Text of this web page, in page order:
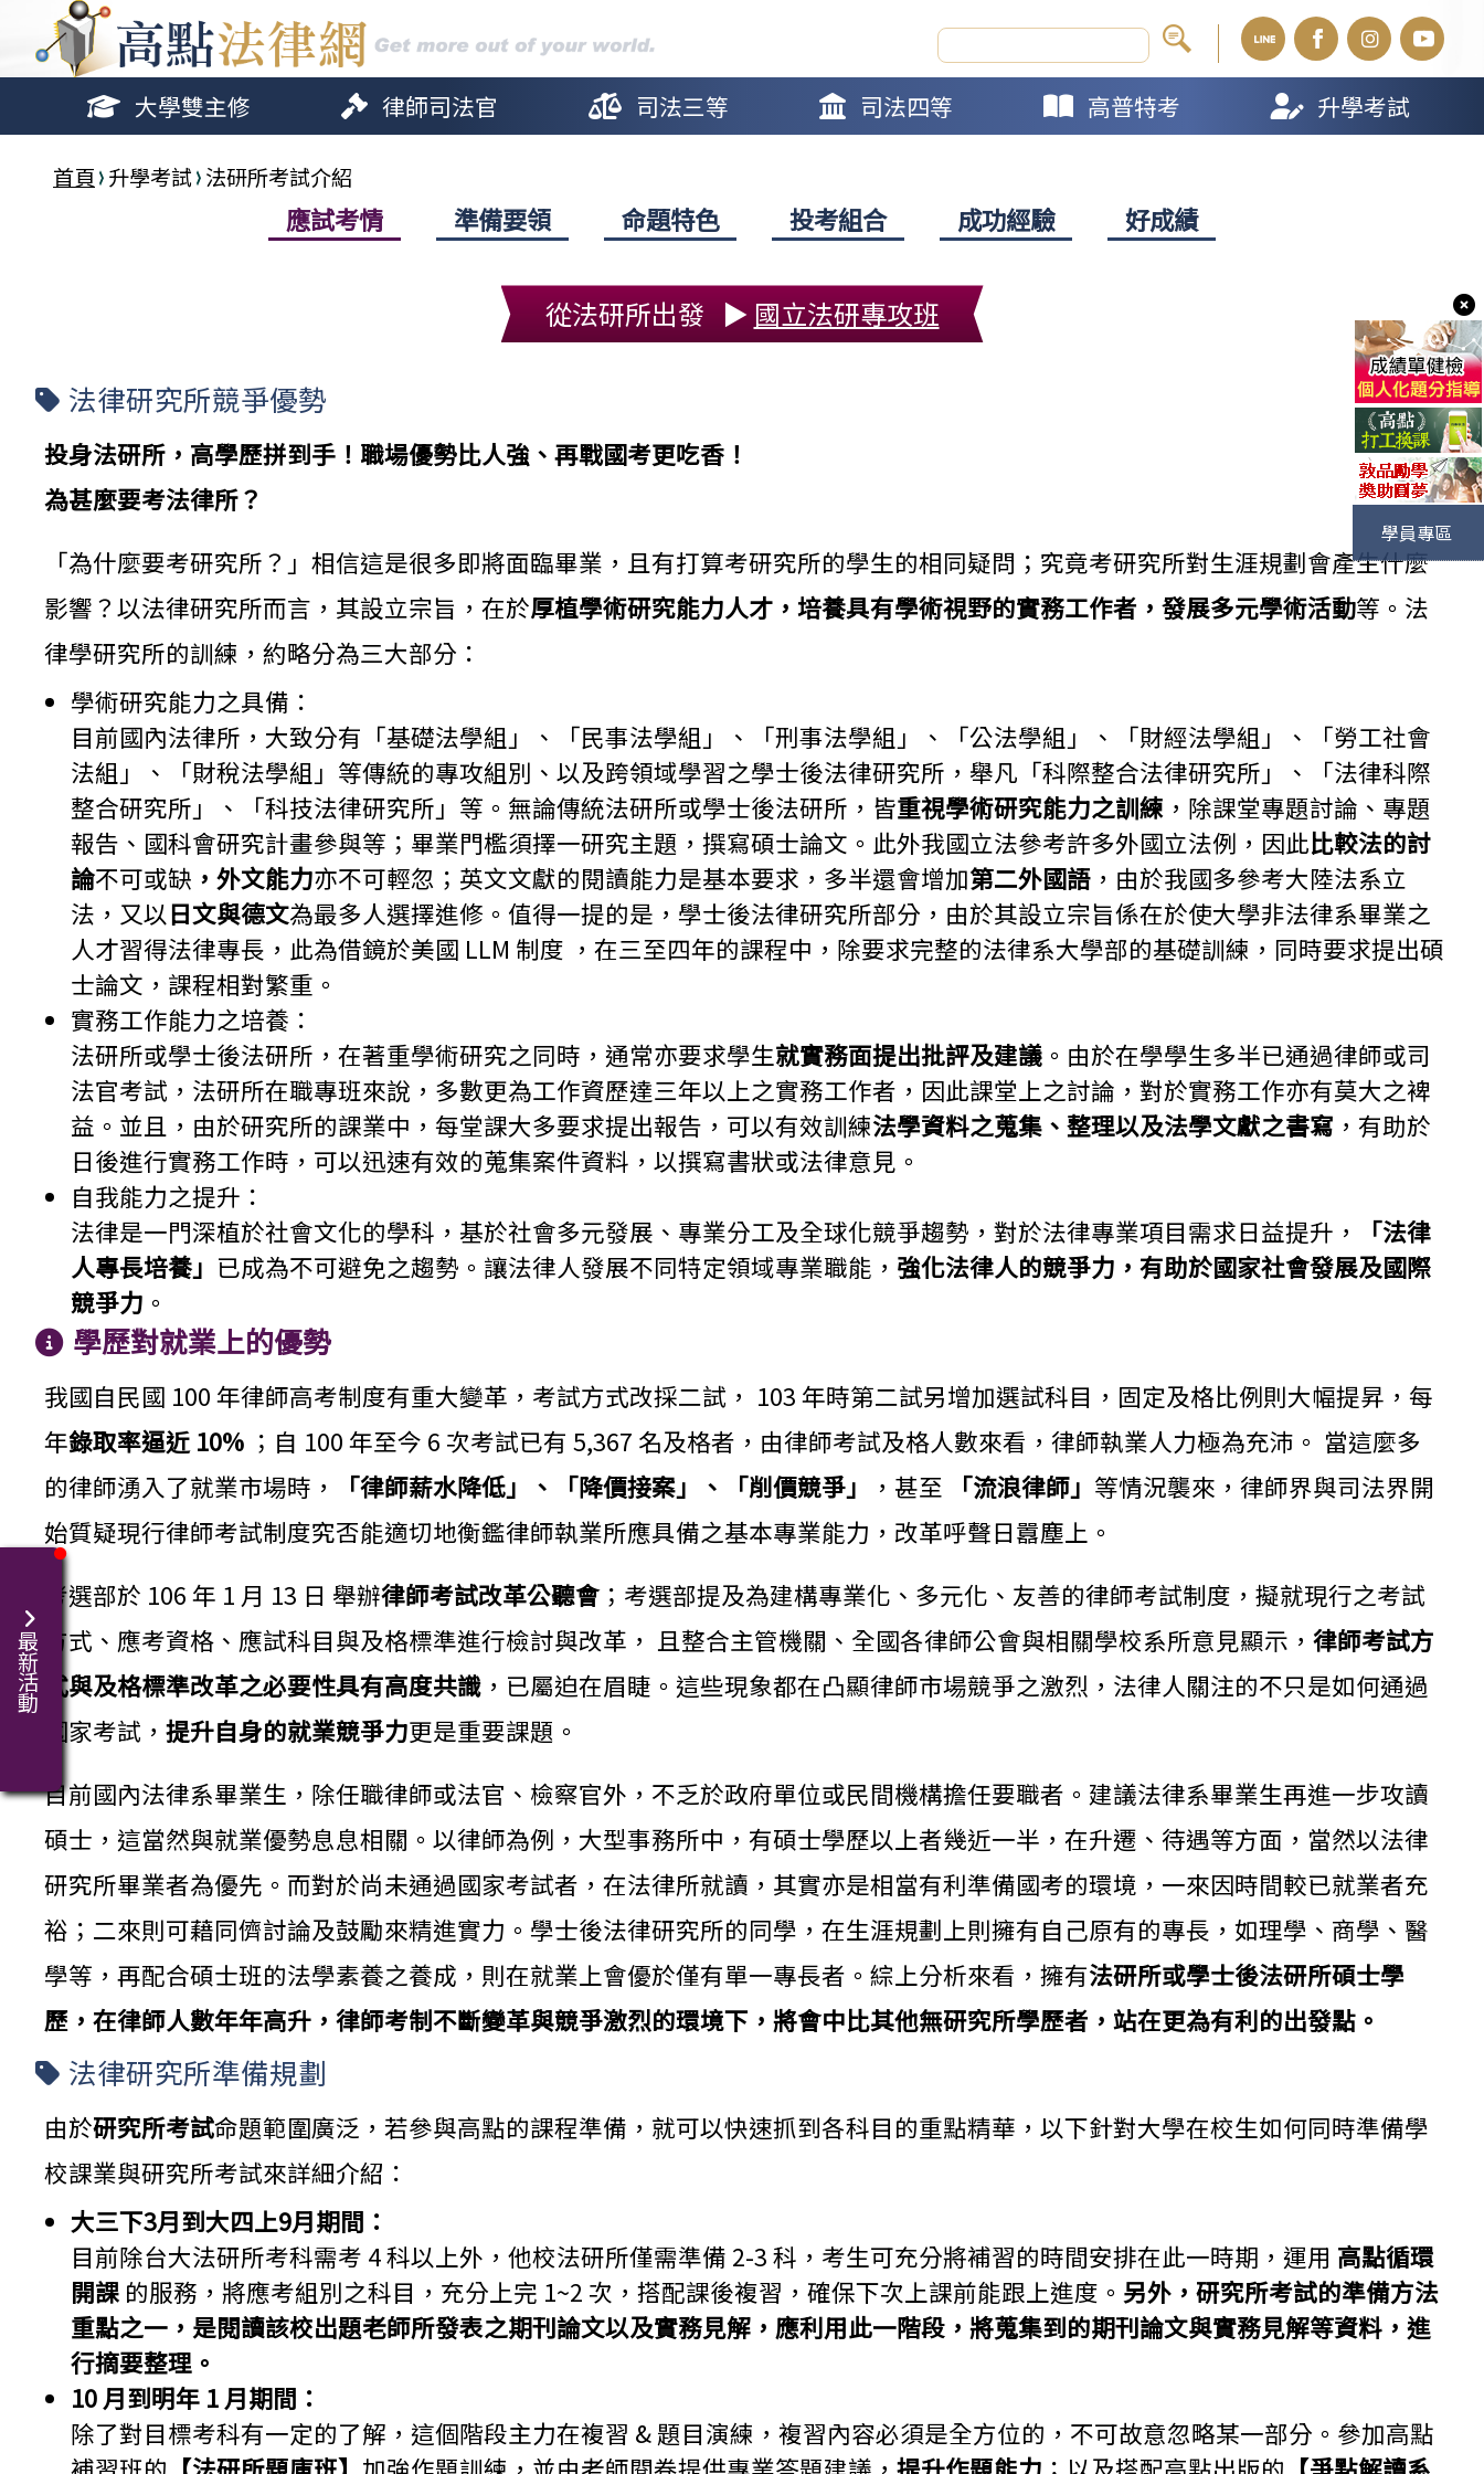
大學雙主修 律師司法官 司法三等 司法四等 高普特考 升學考試
首頁 升學考試 法研所考試介紹
應試考情 準備要領 命題特色 投考組合 成功經驗 好成績
從法研所出發 ▶ 國立法研專攻班
法律研究所競爭優勢
投身法研所，高學歷拼到手！職場優勢比人強、再戰國考更吃香！
為甚麼要考法律所？
「為什麼要考研究所？」相信這是很多即將面臨畢業，且有打算考研究所的學生的相同疑問；究竟考研究所對生涯規劃會產生什麼
影響？以法律研究所而言，其設立宗旨，在於厚植學術研究能力人才，培養具有學術視野的實務工作者，發展多元學術活動等。法
律學研究所的訓練，約略分為三大部分：
學術研究能力之具備：
目前國內法律所，大致分有「基礎法學組」、「民事法學組」、「刑事法學組」、「公法學組」、「財經法學組」、「勞工社會
法組」、「財稅法學組」等傳統的專攻組別、以及跨領域學習之學士後法律研究所，舉凡「科際整合法律研究所」、「法律科際
整合研究所」、「科技法律研究所」等。無論傳統法研所或學士後法研所，皆重視學術研究能力之訓練 ，除課堂專題討論、專題
報告、國科會研究計畫參與等；畢業門檻須擇一研究主題，撰寫碩士論文。此外我國立法參考許多外國立法例，因此比較法的討
論不可或缺 ，外文能力亦不可輕忽；英文文獻的閱讀能力是基本要求，多半還會增加第二外國語 ，由於我國多參考大陸法系立
法，又以日文與德文為最多人選擇進修。值得一提的是，學士後法律研究所部分，由於其設立宗旨係在於使大學非法律系畢業之
人才習得法律專長，此為借鏡於美國 LLM 制度 ，在三至四年的課程中，除要求完整的法律系大學部的基礎訓練，同時要求提出碩
士論文，課程相對繁重。
實務工作能力之培養：
法研所或學士後法研所，在著重學術研究之同時，通常亦要求學生就實務面提出批評及建議 。由於在學學生多半已通過律師或司
法官考試，法研所在職專班來說，多數更為工作資歷達三年以上之實務工作者，因此課堂上之討論，對於實務工作亦有莫大之裨
益。並且，由於研究所的課業中，每堂課大多要求提出報告，可以有效訓練法學資料之蒐集、整理以及法學文獻之書寫 ，有助於
日後進行實務工作時，可以迅速有效的蒐集案件資料，以撰寫書狀或法律意見。
自我能力之提升：
法律是一門深植於社會文化的學科，基於社會多元發展、專業分工及全球化競爭趨勢，對於法律專業項目需求日益提升，
「法律
人專長培養」 已成為不可避免之趨勢。讓法律人發展不同特定領域專業職能， 強化法律人的競爭力，有助於國家社會發展及國際
競爭力 。
學歷對就業上的優勢
我國自民國 100 年律師高考制度有重大變革，考試方式改採二試， 103 年時第二試另增加選試科目，固定及格比例則大幅提昇，每
年錄取率逼近 10% ；自 100 年至今 6 次考試已有 5,367 名及格者，由律師考試及格人數來看，律師執業人力極為充沛。 當這麼多
的律師湧入了就業市場時，
「律師薪水降低」、「降價接案」、「削價競爭」 ，甚至 「流浪律師」 等情況襲來，律師界與司法界開
始質疑現行律師考試制度究否能適切地衡鑑律師執業所應具備之基本專業能力，改革呼聲日囂塵上。
考選部於 106 年 1 月 13 日 舉辦律師考試改革公聽會；考選部提及為建構專業化、多元化、友善的律師考試制度，擬就現行之考試
方式、應考資格、應試科目與及格標準進行檢討與改革， 且整合主管機關、全國各律師公會與相關學校系所意見顯示， 律師考試方
式與及格標準改革之必要性具有高度共識 ，已屬迫在眉睫。這些現象都在凸顯律師市場競爭之激烈，法律人關注的不只是如何通過
國家考試， 提升自身的就業競爭力更是重要課題。
目前國內法律系畢業生，除任職律師或法官、檢察官外，不乏於政府單位或民間機構擔任要職者。建議法律系畢業生再進一步攻讀
碩士，這當然與就業優勢息息相關。以律師為例，大型事務所中，有碩士學歷以上者幾近一半，在升遷、待遇等方面，當然以法律
研究所畢業者為優先。而對於尚未通過國家考試者，在法律所就讀，其實亦是相當有利準備國考的環境，一來因時間較已就業者充
裕；二來則可藉同儕討論及鼓勵來精進實力。學士後法律研究所的同學，在生涯規劃上則擁有自己原有的專長，如理學、商學、醫
學等，再配合碩士班的法學素養之養成，則在就業上會優於僅有單一專長者。綜上分析來看，擁有法研所或學士後法研所碩士學
歷，在律師人數年年高升，律師考制不斷變革與競爭激烈的環境下，將會中比其他無研究所學歷者，站在更為有利的出發點。
法律研究所準備規劃
由於研究所考試命題範圍廣泛，若參與高點的課程準備，就可以快速抓到各科目的重點精華，以下針對大學在校生如何同時準備學
校課業與研究所考試來詳細介紹：
大三下3月到大四上9月期間：
目前除台大法研所考科需考 4 科以上外，他校法研所僅需準備 2-3 科，考生可充分將補習的時間安排在此一時期，運用 高點循環
開課 的服務，將應考組別之科目，充分上完 1~2 次，搭配課後複習，確保下次上課前能跟上進度。 另外，研究所考試的準備方法
重點之一，是閱讀該校出題老師所發表之期刊論文以及實務見解，應利用此一階段，將蒐集到的期刊論文與實務見解等資料，進
行摘要整理。
10月到明年 1 月期間：
除了對目標考科有一定的了解，這個階段主力在複習 & 題目演練，複習內容必須是全方位的，不可故意忽略某一部分。參加高點
學員專區
最新活動